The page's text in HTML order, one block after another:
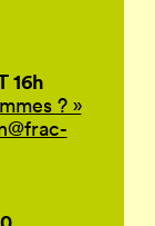
16h
? »